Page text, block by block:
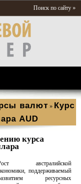
Поиск по сайту »
валют » Курс
AUD
курса
австралийской
поддерживаемый
ресурсных